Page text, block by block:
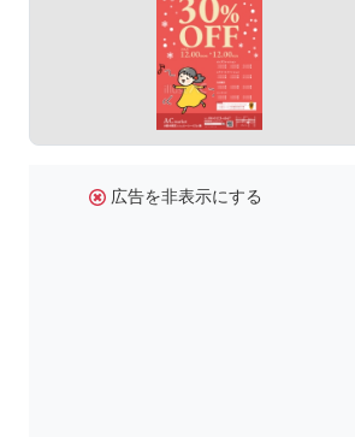
広告を非表示にする